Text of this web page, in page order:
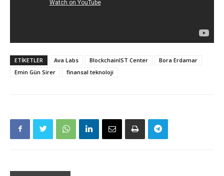
ETIKETLER Ava Labs BlockchainIST Center
Bora Erdamar
Emin Gün Sirer
finansal teknoloji